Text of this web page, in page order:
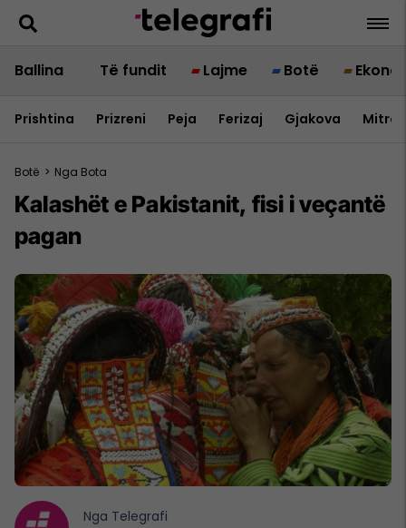
Ballina Të fundit Lajme Botë
Prishtina Prizreni Peja Ferizaj Gjakova
Botë > Nga Bota
Kalashët e Pakistanit, fisi i veçantë
pagan
Nga Telegrafi